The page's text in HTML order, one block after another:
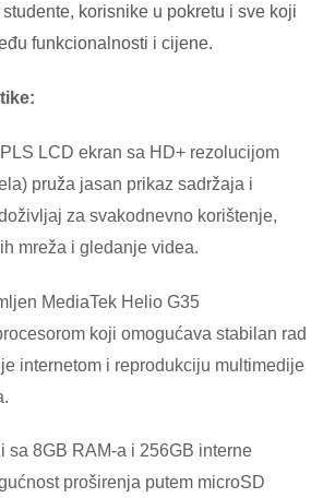
korisnike u pokretu i sve koji
funkcionalnosti i cijene.
LCD ekran sa HD+ rezolucijom
pruža jasan prikaz sadržaja i
za svakodnevno korištenje,
mreža i gledanje videa.
MediaTek Helio G35
koji omogućava stabilan rad
internetom i reprodukciju multimedije
sa 8GB RAM-a i 256GB interne
proširenja putem microSD